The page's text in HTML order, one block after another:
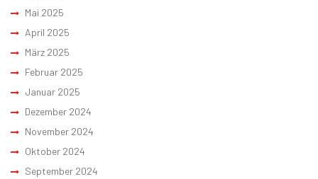
Mai 2025
April 2025
März 2025
Februar 2025
Januar 2025
Dezember 2024
November 2024
Oktober 2024
September 2024